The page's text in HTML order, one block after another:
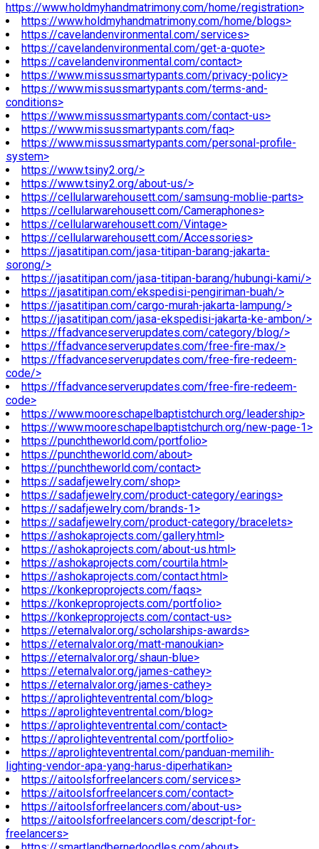
https://www.holdmyhandmatrimony.com/home/registration>
https://www.holdmyhandmatrimony.com/home/blogs>
https://cavelandenvironmental.com/services>
https://cavelandenvironmental.com/get-a-quote>
https://cavelandenvironmental.com/contact>
https://www.missussmartypants.com/privacy-policy>
https://www.missussmartypants.com/terms-and-
conditions>
https://www.missussmartypants.com/contact-us>
https://www.missussmartypants.com/faq>
https://www.missussmartypants.com/personal-profile-
system>
https://www.tsiny2.org/>
https://www.tsiny2.org/about-us/>
https://cellularwarehousett.com/samsung-moblie-parts>
https://cellularwarehousett.com/Cameraphones>
https://cellularwarehousett.com/Vintage>
https://cellularwarehousett.com/Accessories>
https://jasatitipan.com/jasa-titipan-barang-jakarta-
sorong/>
https://jasatitipan.com/jasa-titipan-barang/hubungi-kami/>
https://jasatitipan.com/ekspedisi-pengiriman-buah/>
https://jasatitipan.com/cargo-murah-jakarta-lampung/>
https://jasatitipan.com/jasa-ekspedisi-jakarta-ke-ambon/>
https://ffadvanceserverupdates.com/category/blog/>
https://ffadvanceserverupdates.com/free-fire-max/>
https://ffadvanceserverupdates.com/free-fire-redeem-
code/>
https://ffadvanceserverupdates.com/free-fire-redeem-
code>
https://www.mooreschapelbaptistchurch.org/leadership>
https://www.mooreschapelbaptistchurch.org/new-page-1>
https://punchtheworld.com/portfolio>
https://punchtheworld.com/about>
https://punchtheworld.com/contact>
https://sadafjewelry.com/shop>
https://sadafjewelry.com/product-category/earings>
https://sadafjewelry.com/brands-1>
https://sadafjewelry.com/product-category/bracelets>
https://ashokaprojects.com/gallery.html>
https://ashokaprojects.com/about-us.html>
https://ashokaprojects.com/courtila.html>
https://ashokaprojects.com/contact.html>
https://konkeproprojects.com/faqs>
https://konkeproprojects.com/portfolio>
https://konkeproprojects.com/contact-us>
https://eternalvalor.org/scholarships-awards>
https://eternalvalor.org/matt-manoukian>
https://eternalvalor.org/shaun-blue>
https://eternalvalor.org/james-cathey>
https://eternalvalor.org/james-cathey>
https://aprolighteventrental.com/blog>
https://aprolighteventrental.com/blog>
https://aprolighteventrental.com/contact>
https://aprolighteventrental.com/portfolio>
https://aprolighteventrental.com/panduan-memilih-
lighting-vendor-apa-yang-harus-diperhatikan>
https://aitoolsforfreelancers.com/services>
https://aitoolsforfreelancers.com/contact>
https://aitoolsforfreelancers.com/about-us>
https://aitoolsforfreelancers.com/descript-for-
freelancers>